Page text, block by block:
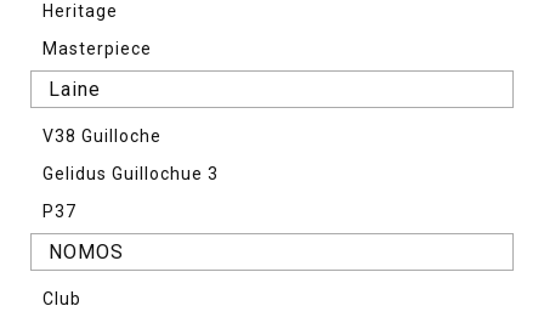
Heritage
Masterpiece
Laine
V38 Guilloche
Gelidus Guillochue 3
P37
NOMOS
Club